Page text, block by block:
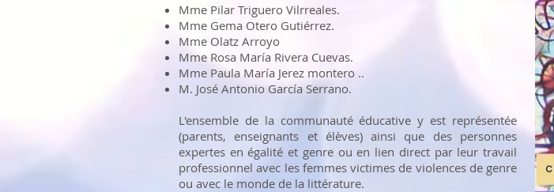
Mme Pilar Triguero Vilrreales.
Mme Gema Otero Gutiérrez.
Mme Olatz Arroyo
Mme Rosa María Rivera Cuevas.
Mme Paula María Jerez montero ..
M. José Antonio García Serrano.
L'ensemble de la communauté éducative y est représentée
(parents, enseignants et élèves) ainsi que des personnes
expertes en égalité et genre ou en lien direct par leur travail
professionnel avec les femmes victimes de violences de genre
ou avec le monde de la littérature.